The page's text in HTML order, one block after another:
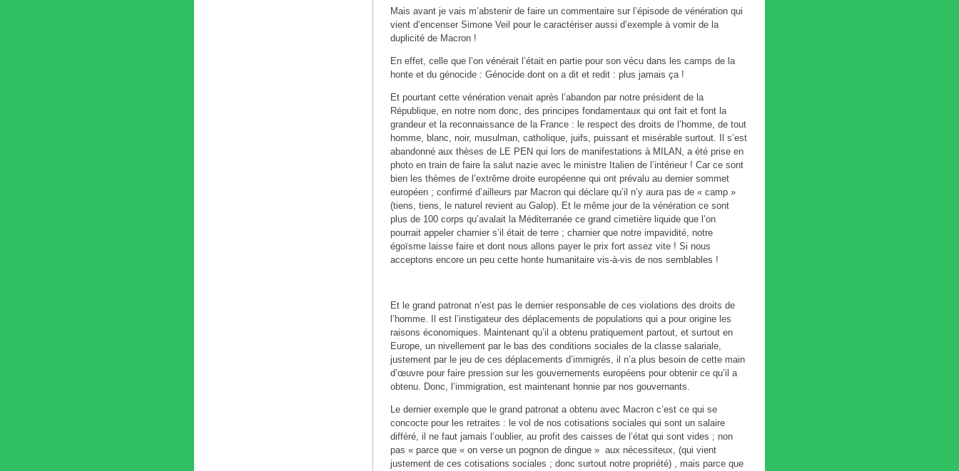
Mais avant je vais m’abstenir de faire un commentaire sur l’épisode de vénération qui
vient d’encenser Simone Veil pour le caractériser aussi d’exemple à vomir de la
duplicité de Macron !
En effet, celle que l’on vénérait l’était en partie pour son vécu dans les camps de la
honte et du génocide : Génocide dont on a dit et redit : plus jamais ça !
Et pourtant cette vénération venait après l’abandon par notre président de la
République, en notre nom donc, des principes fondamentaux qui ont fait et font la
grandeur et la reconnaissance de la France : le respect des droits de l’homme, de tout
homme, blanc, noir, musulman, catholique, juifs, puissant et misérable surtout. Il s’est
abandonné aux thèses de LE PEN qui lors de manifestations à MILAN, a été prise en
photo en train de faire la salut nazie avec le ministre Italien de l’intérieur ! Car ce sont
bien les thèmes de l’extrême droite européenne qui ont prévalu au dernier sommet
européen ; confirmé d’ailleurs par Macron qui déclare qu’il n’y aura pas de « camp »
(tiens, tiens, le naturel revient au Galop). Et le même jour de la vénération ce sont
plus de 100 corps qu’avalait la Méditerranée ce grand cimetière liquide que l’on
pourrait appeler charnier s’il était de terre ; charnier que notre impavidité, notre
égoïsme laisse faire et dont nous allons payer le prix fort assez vite ! Si nous
acceptons encore un peu cette honte humanitaire vis-à-vis de nos semblables !
Et le grand patronat n’est pas le dernier responsable de ces violations des droits de
l’homme. Il est l’instigateur des déplacements de populations qui a pour origine les
raisons économiques. Maintenant qu’il a obtenu pratiquement partout, et surtout en
Europe, un nivellement par le bas des conditions sociales de la classe salariale,
justement par le jeu de ces déplacements d’immigrés, il n’a plus besoin de cette main
d’œuvre pour faire pression sur les gouvernements européens pour obtenir ce qu’il a
obtenu. Donc, l’immigration, est maintenant honnie par nos gouvernants.
Le dernier exemple que le grand patronat a obtenu avec Macron c’est ce qui se
concocte pour les retraites : le vol de nos cotisations sociales qui sont un salaire
différé, il ne faut jamais l’oublier, au profit des caisses de l’état qui sont vides ; non
pas « parce que « on verse un pognon de dingue » aux nécessiteux, (qui vient
justement de ces cotisations sociales ; donc surtout notre propriété) , mais parce que